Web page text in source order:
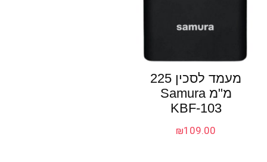
מעמד לסכין 225
מ"מ Samura
KBF-103
₪109.00